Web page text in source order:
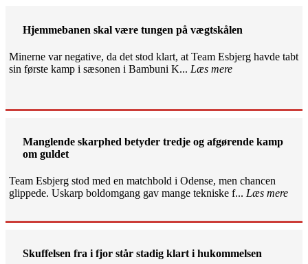
Hjemmebanen skal være tungen på vægtskålen
Minerne var negative, da det stod klart, at Team Esbjerg havde tabt
sin første kamp i sæsonen i Bambuni K... Læs mere
Manglende skarphed betyder tredje og afgørende kamp
om guldet
Team Esbjerg stod med en matchbold i Odense, men chancen
glippede. Uskarp boldomgang gav mange tekniske f... Læs mere
Skuffelsen fra i fjor står stadig klart i hukommelsen